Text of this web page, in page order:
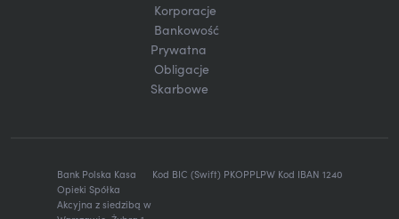
Korporacje
Bankowość
Prywatna
Obligacje
Skarbowe
Bank Polska Kasa
Opieki Spółka
Akcyjna z siedzibą w
Kod BIC (Swift) PKOPPLPW Kod IBAN 1240